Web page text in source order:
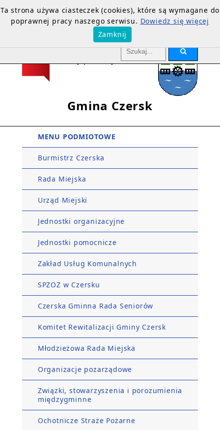
Gmina Czersk
MENU PODMIOTOWE
Burmistrz Czerska
Rada Miejska
Urząd Miejski
Jednostki organizacyjne
Jednostki pomocnicze
Zakład Usług Komunalnych
SPZOZ w Czersku
Czerska Gminna Rada Seniorów
Komitet Rewitalizacji Gminy Czersk
Młodzieżowa Rada Miejska
Organizacje pozarządowe
Związki, stowarzyszenia i porozumienia
międzygminne
Ochotnicze Straże Pożarne
Ta strona używa ciasteczek (cookies), które są wymagane do
poprawnej pracy naszego serwisu. Dowiedz się więcej
Zamknij